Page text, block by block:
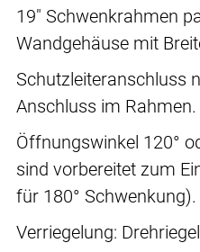
19" Schwenkrahmen
Wandgehäuse mit
Schutzleiteranschluss
Anschluss im Rahmen.
Öffnungswinkel 120°
sind vorbereitet zum
für 180° Schwenkung).
Verriegelung: